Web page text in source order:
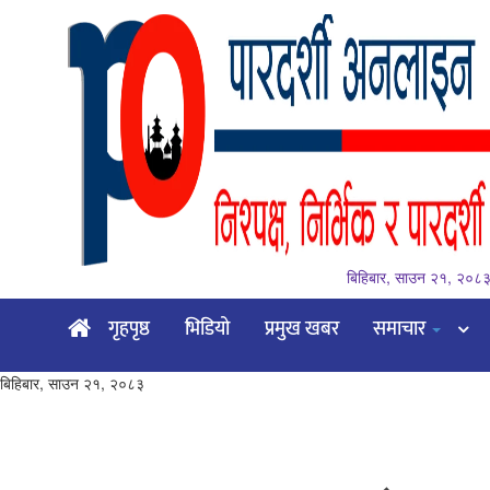
गृहपृष्ठ
प्रमुख
बिहिबार, साउन २१, २०८३
गृहपृष्ठ भिडियो प्रमुख खबर समाचार
बिहिबार, साउन २१, २०८३